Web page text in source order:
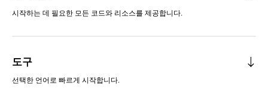
시작하는 데 필요한 모든 코드와 리소스를 제공합니다.
도구
선택한 언어로 빠르게 시작합니다.